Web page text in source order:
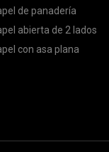
de panadería
abierta de 2 lados
con asa plana